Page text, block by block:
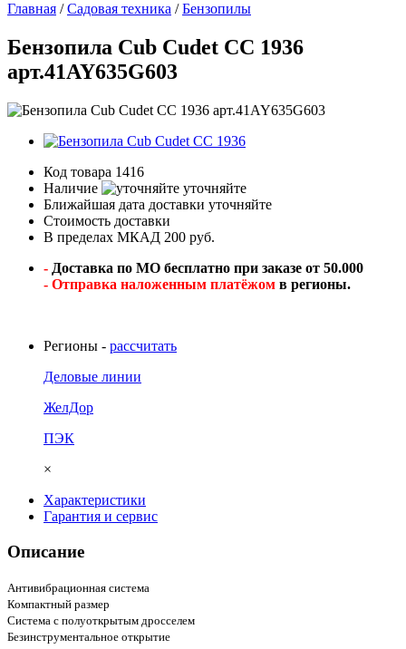
Главная /Садовая техника /Бензопилы
Бензопила Cub Cudet CC 1936
арт.41AY635G603
Код товара 1416
Наличие
уточняйте
Ближайшая дата доставки уточняйте
Стоимость доставки
В пределах МКАД 200 руб.
- Доставка по МО бесплатно при заказе от 50.000
- Отправка наложенным платёжом в регионы.
Регионы - рассчитать
Деловые линии
ЖелДор
ПЭК
×
Характеристики
Гарантия и сервис
Описание
Антивибрационная система
Компактный размер
Система с полуоткрытым дросселем
Безинструментальное открытие